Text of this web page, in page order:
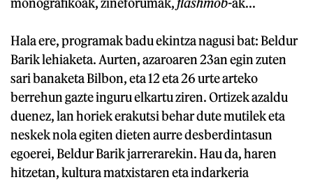
Hala ere, programak badu ekintza nagusi bat: Beldur
Barik lehiaketa. Aurten, azaroaren 23an egin zuten
sari banaketa Bilbon, eta 12 eta 26 urte arteko
berrehun gazte inguru elkartu ziren. Ortizek azaldu
duenez, lan horiek erakutsi behar dute mutilek eta
neskek nola egiten dieten aurre desberdintasun
egoerei, Beldur Barik jarrerarekin. Hau da, haren
hitzetan, kultura matxistaren eta indarkeria